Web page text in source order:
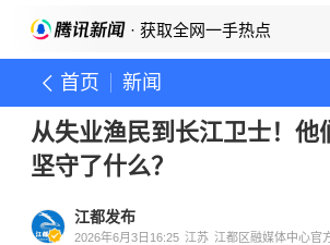
· 获取全网一手热点
首页 新闻
从失业渔民到长江卫士！他
坚守了什么？
江都发布
2026年6月3日16:25 江苏 江都区融媒体中心官